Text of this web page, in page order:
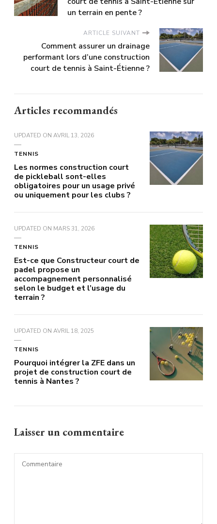
un terrain en pente ?
ARTICLE SUIVANT
Comment assurer un drainage
performant lors d’une construction
court de tennis à Saint-Étienne ?
Articles recommandés
UPDATED ON AVRIL 13, 2026
TENNIS
Les normes construction court
de pickleball sont-elles
obligatoires pour un usage privé
ou uniquement pour les clubs ?
UPDATED ON MARS 31, 2026
TENNIS
Est-ce que Constructeur court de
padel propose un
accompagnement personnalisé
selon le budget et l’usage du
terrain ?
UPDATED ON AVRIL 18, 2025
TENNIS
Pourquoi intégrer la ZFE dans un
projet de construction court de
tennis à Nantes ?
Laisser un commentaire